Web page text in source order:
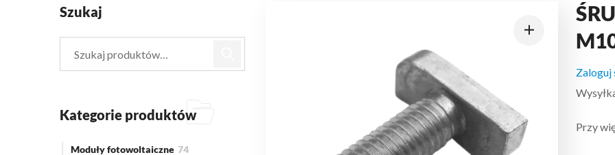
Zaloguj
Przy
Szukaj
Kategorie produktów
Moduły fotowoltaiczne 74